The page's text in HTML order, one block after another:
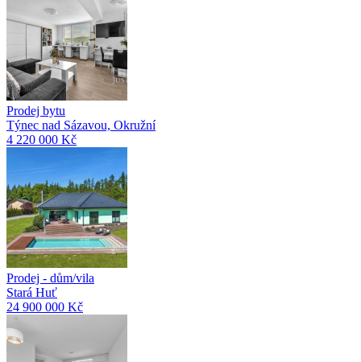
Prodej bytu
Týnec nad Sázavou, Okružní
4 220 000 Kč
Prodej - dům/vila
Stará Huť
24 900 000 Kč